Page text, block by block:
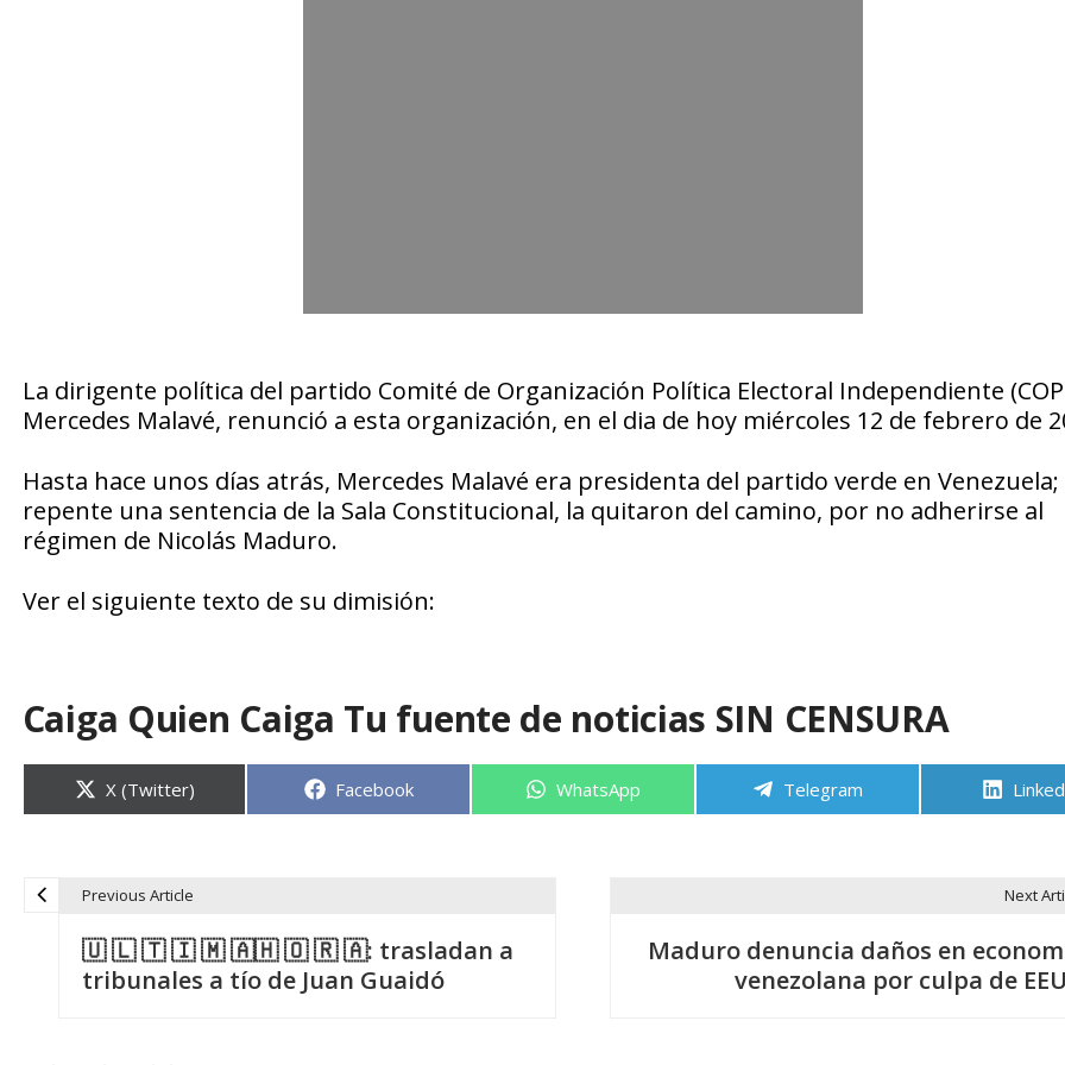
La dirigente política del partido Comité de Organización Política Electoral Independiente
Mercedes Malavé, renunció a esta organización, en el dia de hoy miércoles 12 de febrero de
Hasta hace unos días atrás, Mercedes Malavé era presidenta del partido verde en Venezuela;
repente una sentencia de la Sala Constitucional, la quitaron del camino, por no adherirse al
régimen de Nicolás Maduro.
Ver el siguiente texto de su dimisión:
Caiga Quien Caiga Tu fuente de noticias SIN CENSURA
Compartir
en
X (Twitter) Compartir
Facebook Compartir
WhatsApp Compartir
Telegram
Previous Article
🇺 🇱 🇹 🇮 🇲 🇦🇭 🇴 🇷 🇦: trasladan a
tribunales a tío de Juan Guaidó
Next
Maduro denuncia daños en
venezolana por culpa de